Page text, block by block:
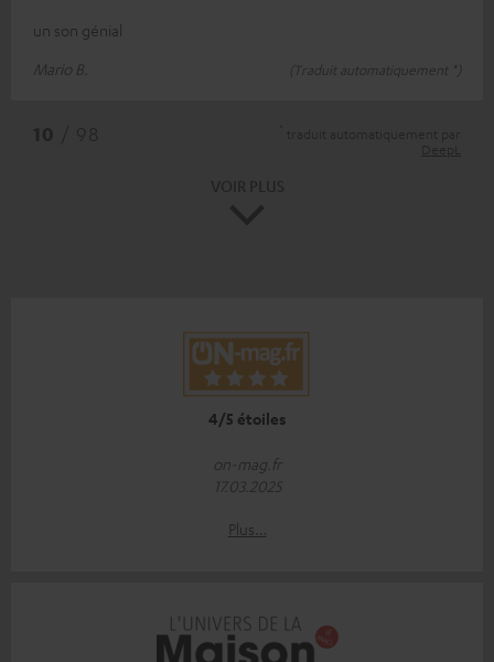
un son génial
Mario B.
(Traduit automatiquement *)
4/5 étoiles
on-mag.fr
17.03.2025
Plus…